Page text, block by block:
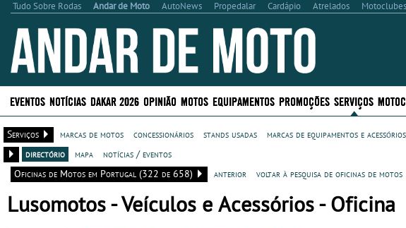
Tudo Sobre Rodas Andar de Moto AutoNews Propedalar Cardápio Atrelados Motoclubes
EVENTOS NOTÍCIAS DAKAR 2026 OPINIÃO MOTOS EQUIPAMENTOS PROMOÇÕES SERVIÇOS
Serviços marcas de motos concessionários stands usadas marcas de equipamentos e acessórios
directório
mapa
notícias / eventos
Oficinas de Motos em Portugal (322 de 658)
anterior voltar à pesquisa de oficinas de motos
Lusomotos - Veículos e Acessórios - Oficina